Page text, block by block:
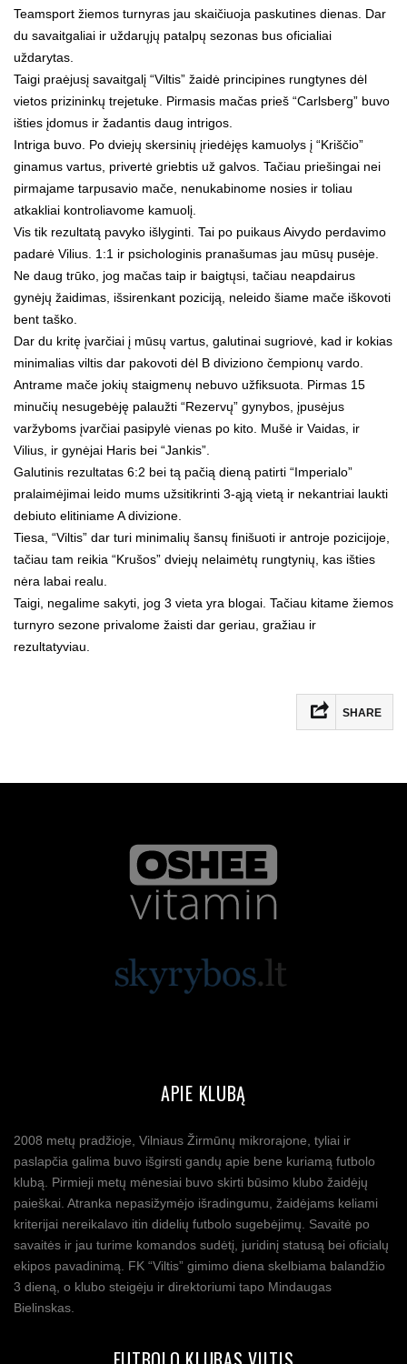
Teamsport žiemos turnyras jau skaičiuoja paskutines dienas. Dar
du savaitgaliai ir uždarųjų patalpų sezonas bus oficialiai
uždarytas.
Taigi praėjusį savaitgalį “Viltis” žaidė principines rungtynes dėl
vietos prizininkų trejetuke. Pirmasis mačas prieš “Carlsberg” buvo
išties įdomus ir žadantis daug intrigos.
Intriga buvo. Po dviejų skersinių įriedėjęs kamuolys į “Kriščio”
ginamus vartus, privertė griebtis už galvos. Tačiau priešingai nei
pirmajame tarpusavio mače, nenukabinome nosies ir toliau
atkakliai kontroliavome kamuolį.
Vis tik rezultatą pavyko išlyginti. Tai po puikaus Aivydo perdavimo
padarė Vilius. 1:1 ir psichologinis pranašumas jau mūsų pusėje.
Ne daug trūko, jog mačas taip ir baigtųsi, tačiau neapdairus
gynėjų žaidimas, išsirenkant poziciją, neleido šiame mače iškovoti
bent taško.
Dar du kritę įvarčiai į mūsų vartus, galutinai sugriovė, kad ir kokias
minimalias viltis dar pakovoti dėl B diviziono čempionų vardo.
Antrame mače jokių staigmenų nebuvo užfiksuota. Pirmas 15
minučių nesugebėję palaužti “Rezervų” gynybos, įpusėjus
varžyboms įvarčiai pasipylė vienas po kito. Mušė ir Vaidas, ir
Vilius, ir gynėjai Haris bei “Jankis”.
Galutinis rezultatas 6:2 bei tą pačią dieną patirti “Imperialo”
pralaimėjimai leido mums užsitikrinti 3-ąją vietą ir nekantriai laukti
debiuto elitiniame A divizione.
Tiesa, “Viltis” dar turi minimalių šansų finišuoti ir antroje pozicijoje,
tačiau tam reikia “Krušos” dviejų nelaimėtų rungtynių, kas išties
nėra labai realu.
Taigi, negalime sakyti, jog 3 vieta yra blogai. Tačiau kitame žiemos
turnyro sezone privalome žaisti dar geriau, gražiau ir
rezultatyviau.
SHARE
APIE KLUBĄ
2008 metų pradžioje, Vilniaus Žirmūnų mikrorajone, tyliai ir
paslapčia galima buvo išgirsti gandų apie bene kuriamą futbolo
klubą. Pirmieji metų mėnesiai buvo skirti būsimo klubo žaidėjų
paieškai. Atranka nepasižymėjo išradingumu, žaidėjams keliami
kriterijai nereikalavo itin didelių futbolo sugebėjimų. Savaitė po
savaitės ir jau turime komandos sudėtį, juridinį statusą bei oficialų
ekipos pavadinimą. FK “Viltis” gimimo diena skelbiama balandžio
3 dieną, o klubo steigėju ir direktoriumi tapo Mindaugas
Bielinskas.